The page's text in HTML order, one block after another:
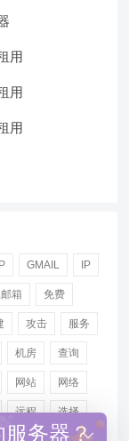
用
用
用
GMAIL IP
箱 免费
攻击 服务
机房 查询
网站 网络
远程 选择
服务器？